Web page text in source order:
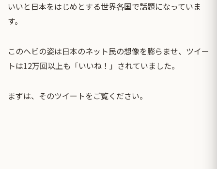
いいと日本をはじめとする世界各国で話題になっていま
す。
このヘビの姿は日本のネット民の想像を膨らませ、ツイー
トは12万回以上も「いいね！」されていました。
まずは、そのツイートをご覧ください。